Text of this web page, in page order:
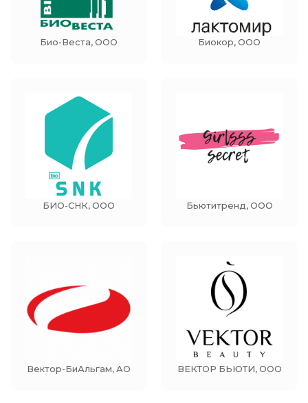
Био-Веста, ООО Биокор, ООО
БИО-СНК, ООО Бьютитренд, ООО
Вектор-БиАльгам, АО ВЕКТОР БЬЮТИ, ООО